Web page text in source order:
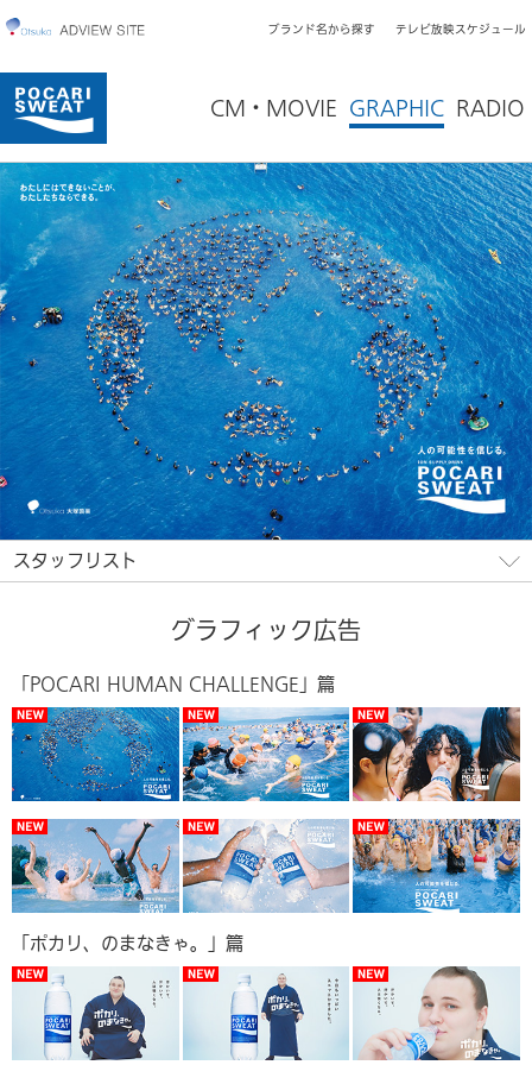
ブランド名から探す テレビ放映スケジュール
CM・MOVIE GRAPHIC RADIO
スタッフリスト
グラフィック広告
「POCARI HUMAN CHALLENGE」篇
「ポカリ、のまなきゃ。」篇